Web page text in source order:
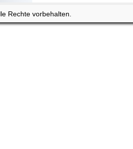
Rechte vorbehalten.